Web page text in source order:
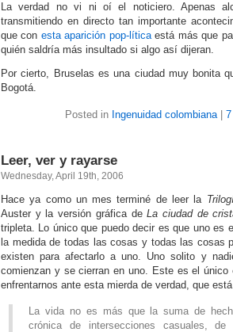
La verdad no vi ni oí el noticiero. Apenas
transmitiendo en directo tan importante
que con esta aparición pop-líticaestá más que
quién saldría más insultado si algo así dijeran.
Por cierto, Bruselas es una ciudad muy bonita
Bogotá.
Posted in Ingenuidad colombiana|
Leer, ver y rayarse
Wednesday, April 19th, 2006
Hace ya como un mes terminé de leer la
Auster y la versión gráfica deLa ciudad de
tripleta. Lo único que puedo decir es que uno es
la medida de todas las cosas y todas las cosas
existen para afectarlo a uno. Uno solito y
comienzan y se cierran en uno. Este es el único
enfrentarnos ante esta mierda de verdad, que
La vida no es más que la suma de
crónica de intersecciones casuales,